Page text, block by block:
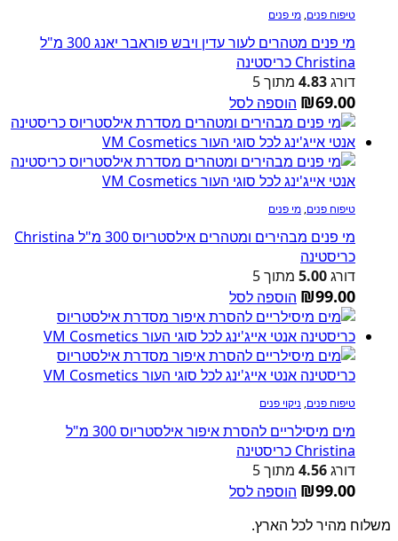
טיפוח פנים, מי פנים
מי פנים מטהרים לעור עדין ויבש פוראבר יאנג 300 מ"ל
Christina כריסטינה
דורג4.83 מתוך 5
₪69.00 הוספה לסל
טיפוח פנים, מי פנים
מי פנים מבהירים ומטהרים אילסטריוס 300 מ"ל Christina
כריסטינה
דורג5.00 מתוך 5
₪99.00 הוספה לסל
טיפוח פנים, ניקוי פנים
מים מיסילריים להסרת איפור אילסטריוס 300 מ"ל
Christina כריסטינה
דורג4.56 מתוך 5
₪99.00
הוספה לסל
משלוח מהיר לכל הארץ.